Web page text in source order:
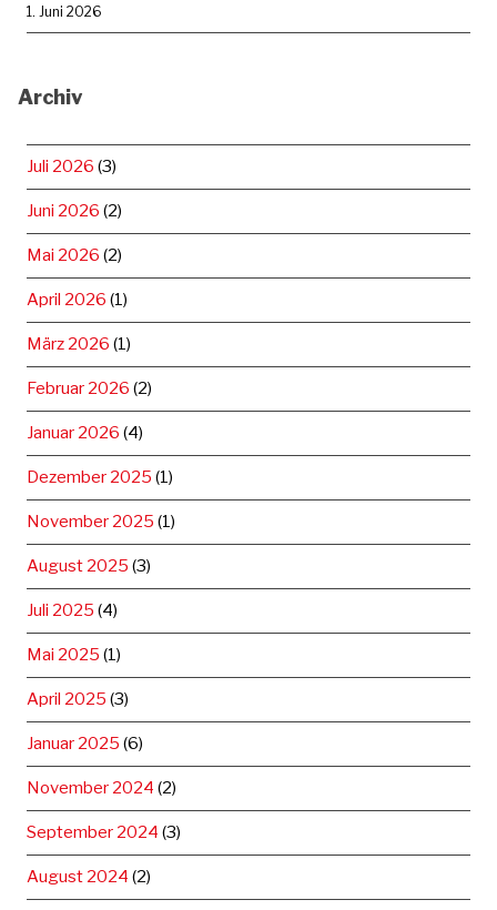
1. Juni 2026
Archiv
Juli 2026 (3)
Juni 2026 (2)
Mai 2026 (2)
April 2026 (1)
März 2026 (1)
Februar 2026 (2)
Januar 2026 (4)
Dezember 2025 (1)
November 2025 (1)
August 2025 (3)
Juli 2025 (4)
Mai 2025 (1)
April 2025 (3)
Januar 2025 (6)
November 2024 (2)
September 2024 (3)
August 2024 (2)